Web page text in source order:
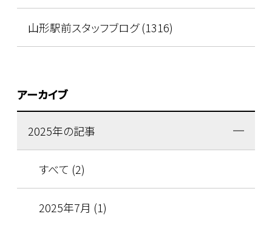
山形駅前スタッフブログ (1316)
アーカイブ
2025年の記事
すべて (2)
2025年7月 (1)